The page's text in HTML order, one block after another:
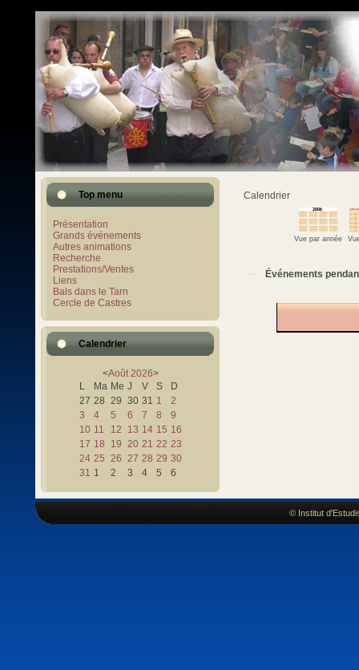
Top menu
Présentation
Grands événements
Autres animations
Recherche
Prestations/Ventes
Liens
Bals dans le Tarn
Cercle de Castres
Calendrier
<Août 2026>
L
Ma Me J V S
D
27 28 29 30 31 1
2
3
4 5 6 7 8
9
10 11 12 13 14 15 16
17 18 19 20 21 22 23
24 25 26 27 28 29 30
31 1 2 3 4 5 6
Calendrier
Vue par année
Événements
© Institut